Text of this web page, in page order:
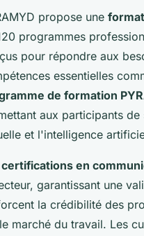
propose une
programmes
pour répondre aux
essentielles
de formation
aux participants
et l'intelligence
certifications en
garantissant une
la crédibilité des
marché du travail. Les